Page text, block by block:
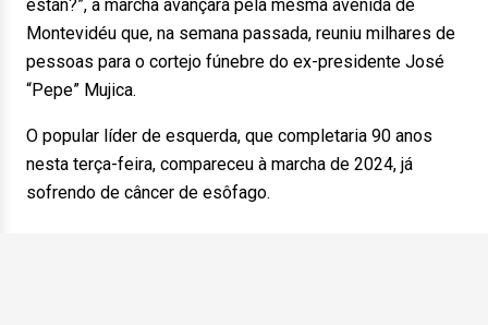
están?”, a marcha avançará pela mesma avenida de
Montevidéu que, na semana passada, reuniu milhares de
pessoas para o cortejo fúnebre do ex-presidente José
“Pepe” Mujica.
O popular líder de esquerda, que completaria 90 anos
nesta terça-feira, compareceu à marcha de 2024, já
sofrendo de câncer de esôfago.